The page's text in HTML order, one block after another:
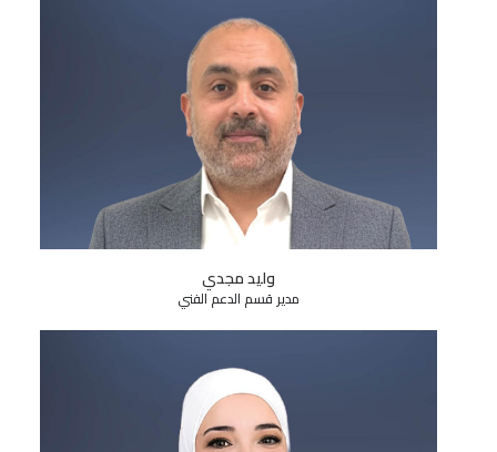
وليد مجدي
مدير قسم الدعم الفني